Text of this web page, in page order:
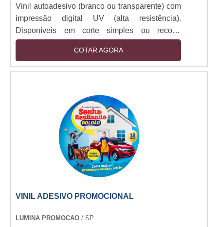
Vinil autoadesivo (branco ou transparente) com
impressão digital UV (alta resistência).
Disponíveis em corte simples ou recorte
especial (plotter). Camada removível sem
resíduos. Resistência a intempéries (6+ meses
outdoor). Espessuras: 80-150 micra. Aplicação
COTAR AGORA
VINIL ADESIVO PROMOCIONAL
LUMINA PROMOCAO / SP